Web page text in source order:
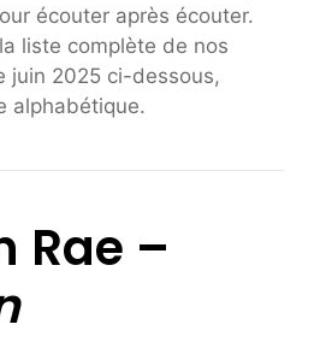
écouter après écouter.
liste complète de nos
juin 2025 ci-dessous,
alphabétique.
Rae –